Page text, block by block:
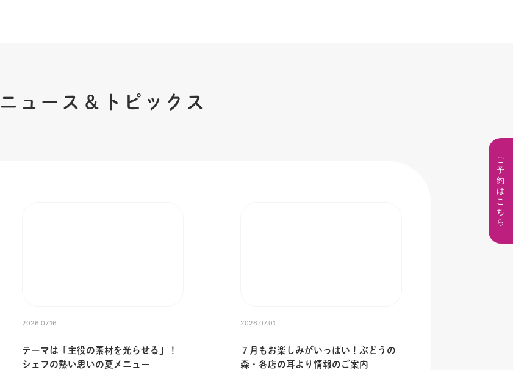
ニュース＆トピックス
2026.07.16
テーマは「主役の素材を光らせる」！
シェフの熱い思いの夏メニュー
2026.07.01
７月もお楽しみがいっぱい！ぶどうの
森・各店の耳より情報のご案内
ご
予
約
は
こ
ち
ら